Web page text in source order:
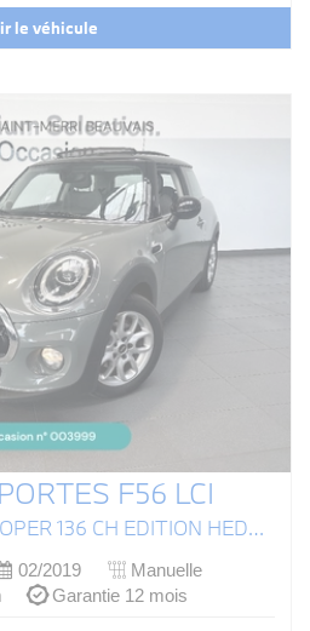
le véhicule
F56 LCI
HATCH 3 PORTES COOPER 136 CH EDITION HEDDON STREET
02/2019
Manuelle
Garantie 12 mois